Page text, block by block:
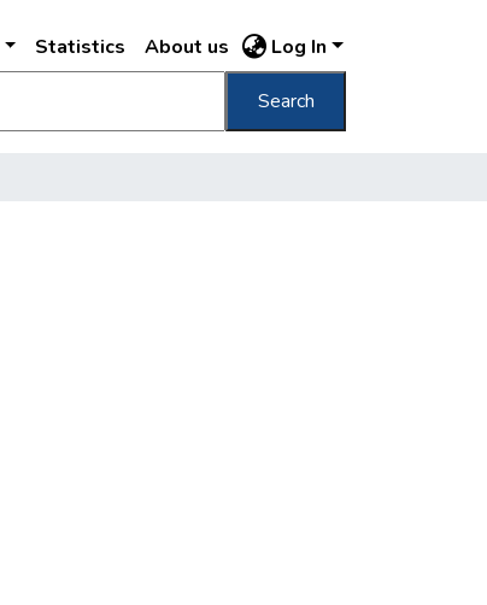
Statistics About us Log In
Search